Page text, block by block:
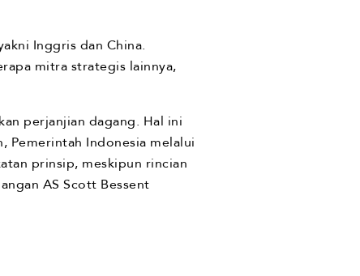
Inggris dan China.
mitra strategis lainnya,
perjanjian dagang. Hal ini
Pemerintah Indonesia melalui
prinsip, meskipun rincian
AS Scott Bessent